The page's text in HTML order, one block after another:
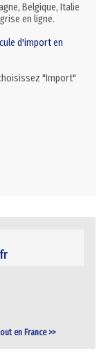
Belgique, Italie
en ligne.
d'import en
"Import"
en France >>